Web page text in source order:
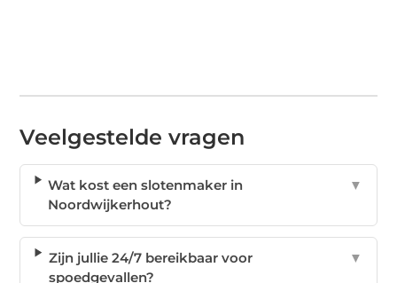
Veelgestelde vragen
Wat kost een slotenmaker in
Noordwijkerhout?
▼
Zijn jullie 24/7 bereikbaar voor
spoedgevallen?
▼